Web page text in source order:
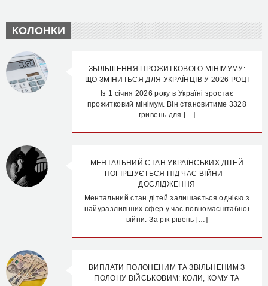
КОЛОНКИ
ЗБІЛЬШЕННЯ ПРОЖИТКОВОГО МІНІМУМУ:
ЩО ЗМІНИТЬСЯ ДЛЯ УКРАЇНЦІВ У 2026 РОЦІ
Із 1 січня 2026 року в Україні зростає
прожитковий мінімум. Він становитиме 3328
гривень для […]
МЕНТАЛЬНИЙ СТАН УКРАЇНСЬКИХ ДІТЕЙ
ПОГІРШУЄТЬСЯ ПІД ЧАС ВІЙНИ –
ДОСЛІДЖЕННЯ
Ментальний стан дітей залишається однією з
найуразливіших сфер у час повномасштабної
війни. За рік рівень […]
ВИПЛАТИ ПОЛОНЕНИМ ТА ЗВІЛЬНЕНИМ З
ПОЛОНУ ВІЙСЬКОВИМ: КОЛИ, КОМУ ТА